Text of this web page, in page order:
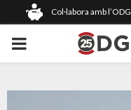
Col·labora amb l’ODG
PRIMARY